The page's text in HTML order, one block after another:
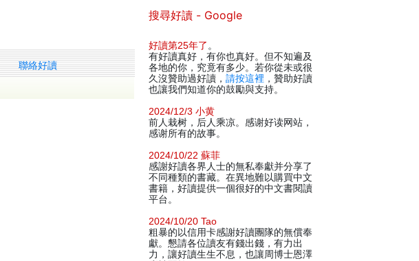
聯絡好讀
搜尋好讀 - Google
好讀第25年了 。
有好讀真好，有你也真好。但不知遍及
各地的你，究竟有多少。若你從未或很
久沒贊助過好讀， 請按這裡 ，贊助好讀
也讓我們知道你的鼓勵與支持。
2024/12/3 小黄
前人栽树，后人乘凉。感谢好读网站，
感谢所有的故事。
2024/10/22 蘇菲
感謝好讀各界人士的無私奉獻并分享了
不同種類的書藏。在異地難以購買中文
書籍，好讀提供一個很好的中文書閱讀
平台。
2024/10/20 Tao
粗暴的以信用卡感謝好讀團隊的無償奉
獻。懇請各位讀友有錢出錢，有力出
力，讓好讀生生不息，也讓周博士恩澤